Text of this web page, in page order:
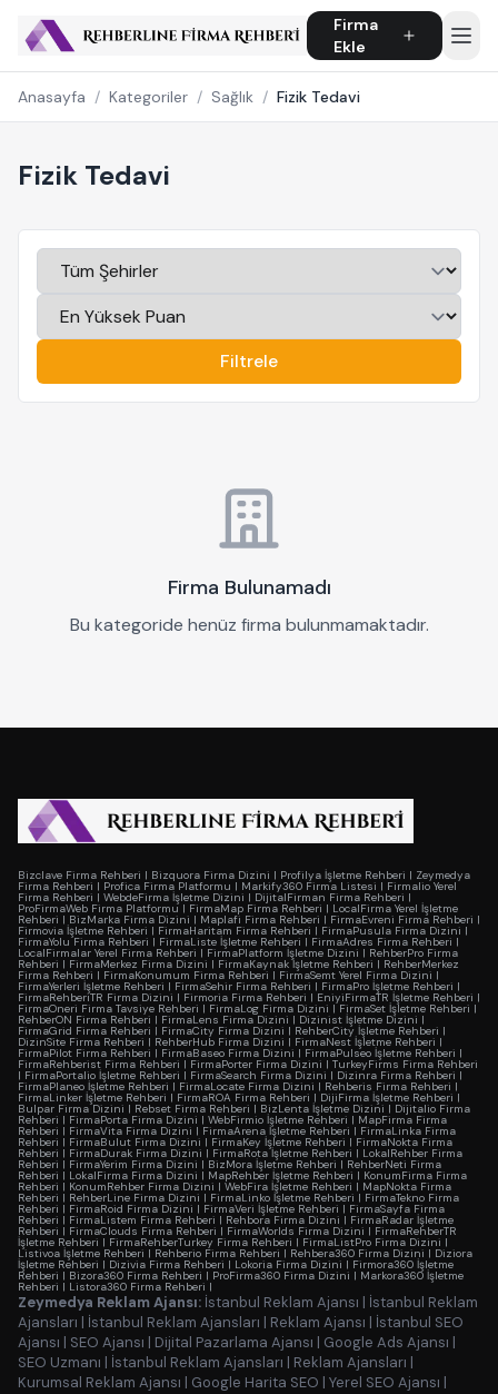
Firma
Ekle
Anasayfa / Kategoriler / Sağlık / Fizik Tedavi
Fizik Tedavi
Filtrele
Firma Bulunamadı
Bu kategoride henüz firma bulunmamaktadır.
Bizclave Firma Rehberi | Bizquora Firma Dizini | Profilya İşletme Rehberi | Zeymedya
Firma Rehberi | Profica Firma Platformu | Markify360 Firma Listesi | Firmalio Yerel
Firma Rehberi | WebdeFirma İşletme Dizini | DijitalFirman Firma Rehberi |
ProFirmaWeb Firma Platformu | FirmaMap Firma Rehberi | LocalFirma Yerel İşletme
Rehberi | BizMarka Firma Dizini | Maplafi Firma Rehberi | FirmaEvreni Firma Rehberi |
Firmovia İşletme Rehberi | FirmaHaritam Firma Rehberi | FirmaPusula Firma Dizini |
FirmaYolu Firma Rehberi | FirmaListe İşletme Rehberi | FirmaAdres Firma Rehberi |
LocalFirmalar Yerel Firma Rehberi | FirmaPlatform İşletme Dizini | RehberPro Firma
Rehberi | FirmaMerkez Firma Dizini | FirmaKaynak İşletme Rehberi | RehberMerkez
Firma Rehberi | FirmaKonumum Firma Rehberi | FirmaSemt Yerel Firma Dizini |
FirmaYerleri İşletme Rehberi | FirmaSehir Firma Rehberi | FirmaPro İşletme Rehberi |
FirmaRehberiTR Firma Dizini | Firmoria Firma Rehberi | EniyiFirmaTR İşletme Rehberi |
FirmaOneri Firma Tavsiye Rehberi | FirmaLog Firma Dizini |FirmaSet İşletme Rehberi |
RehberON Firma Rehberi | FirmaLens Firma Dizini | Dizinist İşletme Dizini |
FirmaGrid Firma Rehberi | FirmaCity Firma Dizini | RehberCity İşletme Rehberi |
DizinSite Firma Rehberi | RehberHub Firma Dizini | FirmaNest İşletme Rehberi |
FirmaPilot Firma Rehberi | FirmaBaseo Firma Dizini | FirmaPulseo İşletme Rehberi |
FirmaRehberist Firma Rehberi | FirmaPorter Firma Dizini | TurkeyFirms Firma Rehberi
| FirmaPortalio İşletme Rehberi | FirmaSearch Firma Dizini | Dizinra Firma Rehberi |
FirmaPlaneo İşletme Rehberi | FirmaLocate Firma Dizini | Rehberis Firma Rehberi |
FirmaLinker İşletme Rehberi | FirmaROA Firma Rehberi | DijiFirma İşletme Rehberi |
Bulpar Firma Dizini | Rebset Firma Rehberi | BizLenta İşletme Dizini | Dijitalio Firma
Rehberi | FirmaPorta Firma Dizini | WebFirmio İşletme Rehberi | MapFirma Firma
Rehberi | FirmaVita Firma Dizini | FirmaArena İşletme Rehberi | FirmaLinka Firma
Rehberi | FirmaBulut Firma Dizini | FirmaKey İşletme Rehberi | FirmaNokta Firma
Rehberi | FirmaDurak Firma Dizini | FirmaRota İşletme Rehberi | LokalRehber Firma
Rehberi | FirmaYerim Firma Dizini | BizMora İşletme Rehberi | RehberNeti Firma
Rehberi | LokalFirma Firma Dizini | MapRehber İşletme Rehberi | KonumFirma Firma
Rehberi | KonumRehber Firma Dizini | WebFira İşletme Rehberi | MapNokta Firma
Rehberi | RehberLine Firma Dizini | FirmaLinko İşletme Rehberi | FirmaTekno Firma
Rehberi | FirmaRoid Firma Dizini | FirmaVeri İşletme Rehberi | FirmaSayfa Firma
Rehberi | FirmaListem Firma Rehberi | Rehbora Firma Dizini | FirmaRadar İşletme
Rehberi | FirmaClouds Firma Rehberi | FirmaWorlds Firma Dizini | FirmaRehberTR
İşletme Rehberi | FirmaRehberTurkey Firma Rehberi | FirmaListPro Firma Dizini |
Listivoa İşletme Rehberi | Rehberio Firma Rehberi | Rehbera360 Firma Dizini | Diziora
İşletme Rehberi | Dizivia Firma Rehberi | Lokoria Firma Dizini | Firmora360 İşletme
Rehberi | Bizora360 Firma Rehberi | ProFirma360 Firma Dizini | Markora360 İşletme
Rehberi | Listora360 Firma Rehberi |
Zeymedya Reklam Ajansı: İstanbul Reklam Ajansı | İstanbul Reklam
Ajansları | İstanbul Reklam Ajansları | Reklam Ajansı | İstanbul SEO
Ajansı | SEO Ajansı | Dijital Pazarlama Ajansı | Google Ads Ajansı |
SEO Uzmanı | İstanbul Reklam Ajansları | Reklam Ajansları |
Kurumsal Reklam Ajansı | Google Harita SEO | Yerel SEO Ajansı |